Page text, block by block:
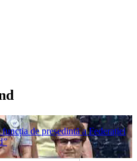
de președintă a Federației